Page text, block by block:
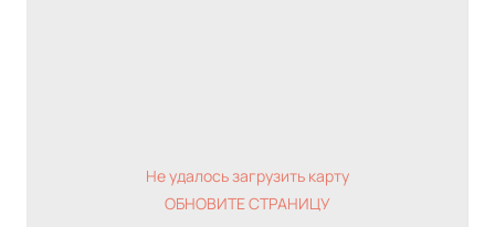
Не удалось загрузить карту
ОБНОВИТЕ СТРАНИЦУ